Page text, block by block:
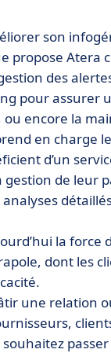
son
propose Atera
des
pour assurer
encore la
en charge
d’un
gestion de leur
la force
dont les
une relation